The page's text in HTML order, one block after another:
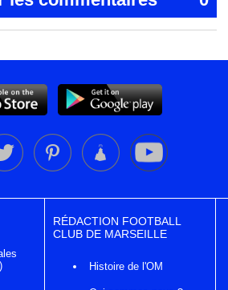
RÉDACTION FOOTBALL
CLUB DE MARSEILLE
Histoire de l'OM